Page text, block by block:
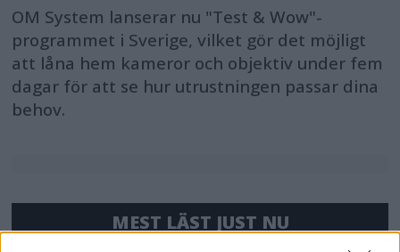
OM System lanserar nu "Test & Wow"-
programmet i Sverige, vilket gör det möjligt
att låna hem kameror och objektiv under fem
dagar för att se hur utrustningen passar dina
behov.
MEST LÄST JUST NU